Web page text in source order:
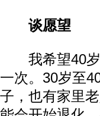
谈愿望
我希望40岁
一次。30岁至
子，也有家里